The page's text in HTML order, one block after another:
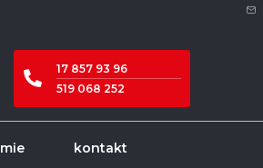
17 857 93 96
519 068 252
kontakt